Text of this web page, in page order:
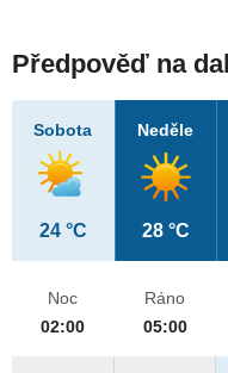
Předpověď na
Sobota
24 °C
Neděle
28 °C
Noc
02:00
Ráno
05:00